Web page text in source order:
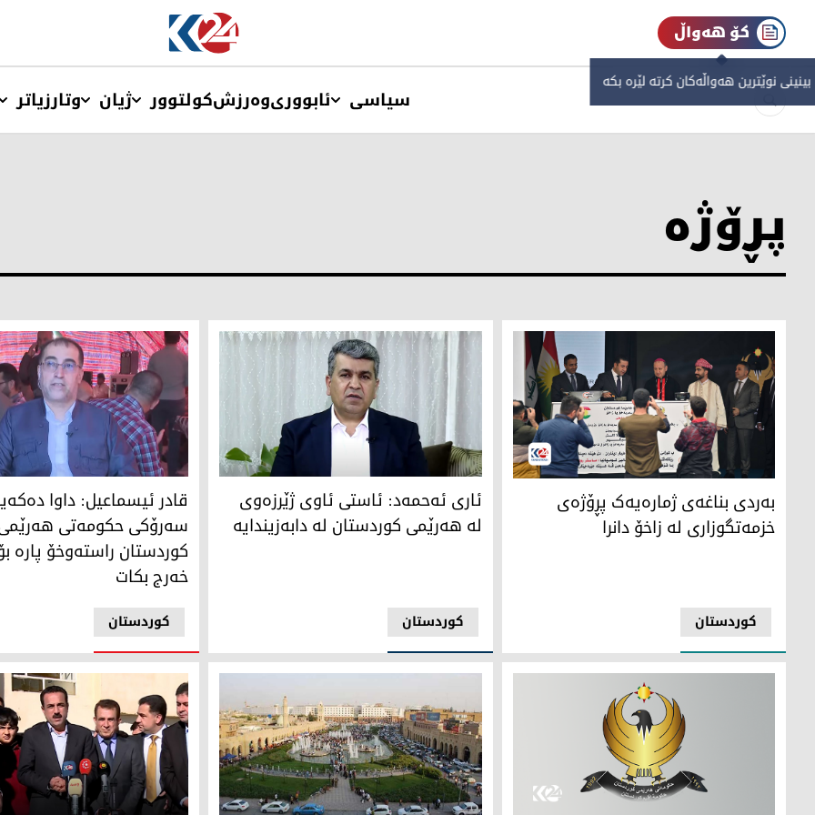
کۆ هەواڵ
نوێترین هەواڵەکان کرتە لێرە بکە
سیاسی ئابووریوەرزشکولتوور ژیان وتارزیاتر
پڕۆژه‌
بەردی بناغەی ژمارەیەک پڕۆژەی خزمەتگوزاری لە زاخۆ دانرا
کوردستان
بەردی بناغەی ژمارەیەک پڕۆژەی
خزمەتگوزاری لە زاخۆ دانرا
ئاری ئه‌حمه‌د، به‌ڕێوه‌به‌ری گشتی ئاو و ئاوه‌ڕۆی هه‌رێمی كوردستان
کوردستان
ئاری ئه‌حمه‌د: ئاستی ئاوی ژێرزەوی
لە هەرێمی کوردستان لە دابەزیندایە
قادر ئیسماعیل، مامۆستا و
کوردستان
قادر ئیسماعیل: داوا
سه‌رۆكی حكومه‌تی
كوردستان راسته‌وخۆ پاره‌
خه‌رج بكات